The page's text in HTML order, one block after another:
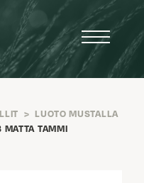
> LUOTO MUSTALLA
MATTA TAMMI